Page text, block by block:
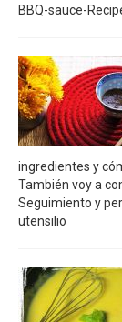
BBQ-sauce-
ingredientes y
También voy a
Seguimiento y
utensilio